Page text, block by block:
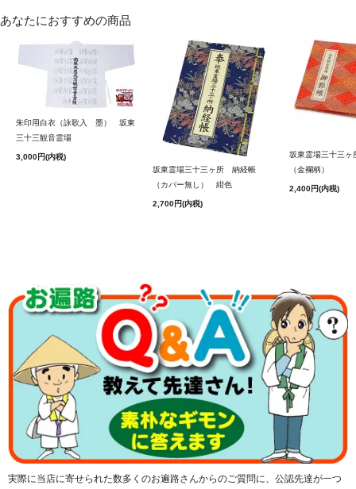
「西国三十三所」「坂東三十三観音霊場」「秩父三十四観
音霊場」の計100マスに加え、左上隅には1ヶ所「番外」の
空欄があり、善光寺へのお礼参りなどお好きな納経を１ヶ
寺分いただくことができます。
あなたにおすすめの商品
朱印用白衣（詠歌入 墨） 坂東
三十三観音霊場
3,000円(内税)
坂東霊場三十三ヶ所 納経帳
（カバー無し） 紺色
2,700円(内税)
坂東霊場三十三
（金襴柄）
2,400円(内税)
実際に当店に寄せられた数多くのお遍路さんからのご質問に、公認先達が一つ